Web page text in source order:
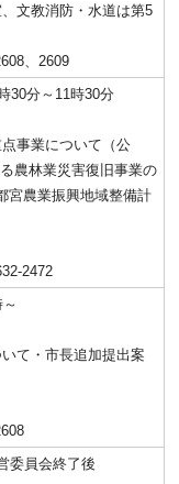
文教消防・水道は第5
、2609
30分～11時30分
事業について（公
農林業災害復旧事業の
宮農業振興地域整備計
2472
て・市長追加提出案
委員会終了後